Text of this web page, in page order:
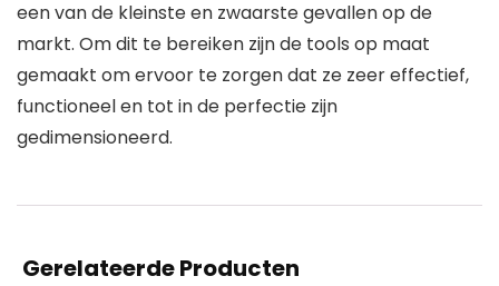
een van de kleinste en zwaarste gevallen op de
markt. Om dit te bereiken zijn de tools op maat
gemaakt om ervoor te zorgen dat ze zeer effectief,
functioneel en tot in de perfectie zijn
gedimensioneerd.
Gerelateerde Producten